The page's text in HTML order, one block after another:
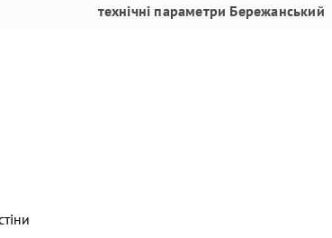
технічні параметри Бережанський